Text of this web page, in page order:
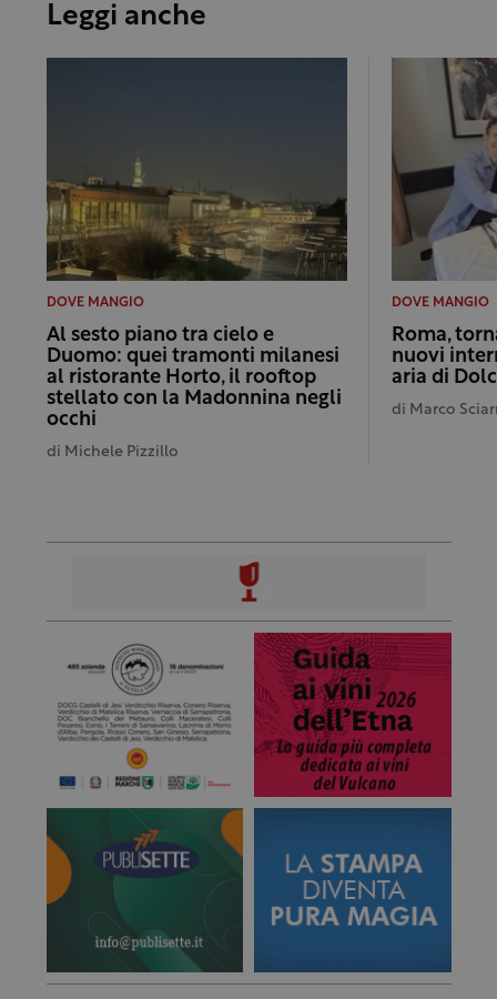
Leggi anche
DOVE MANGIO
Al sesto piano tra cielo e
Duomo: quei tramonti milanesi
al ristorante Horto, il rooftop
stellato con la Madonnina negli
occhi
di Michele Pizzillo
DOVE MANGIO
Roma,
nuovi
aria di
di Marco